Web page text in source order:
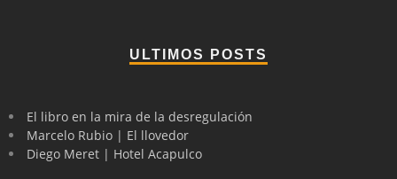
ULTIMOS POSTS
El libro en la mira de la desregulación
Marcelo Rubio | El llovedor
Diego Meret | Hotel Acapulco